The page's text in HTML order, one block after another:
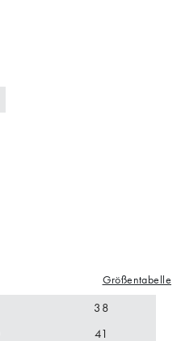
Größentabelle
38
41